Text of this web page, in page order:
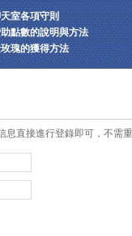
室各項守則
點數的說明與方法
瑰的獲得方法
息直接進行登錄即可，不需